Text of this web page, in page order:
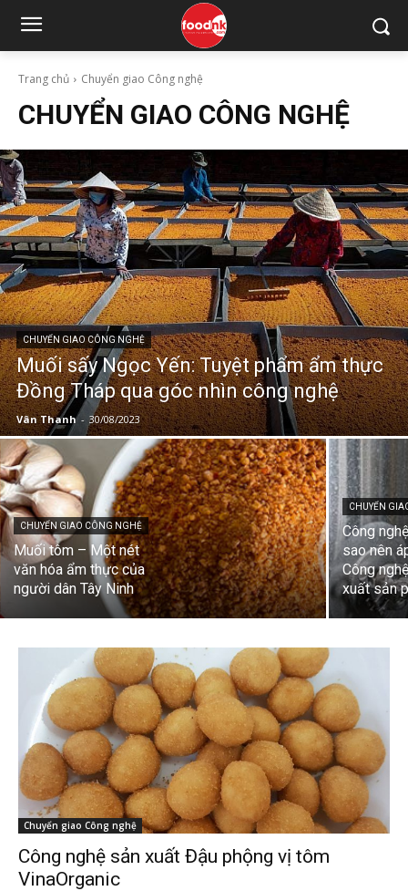
Trang chủ Chuyển giao Công nghệ
CHUYỂN GIAO CÔNG NGHỆ
CHUYỂN GIAO CÔNG NGHỆ
Muối sấy Ngọc Yến: Tuyệt phẩm ẩm thực
Đồng Tháp qua góc nhìn công nghệ
Vân Thanh - 30/08/2023
CHUYỂN GIAO CÔNG NGHỆ
Muối tôm – Một nét
văn hóa ẩm thực của
người dân Tây Ninh
CHUYỂN
Công
sao nên
Công
xuất sản
Chuyển giao Công nghệ
Công nghệ sản xuất Đậu phộng vị tôm
VinaOrganic